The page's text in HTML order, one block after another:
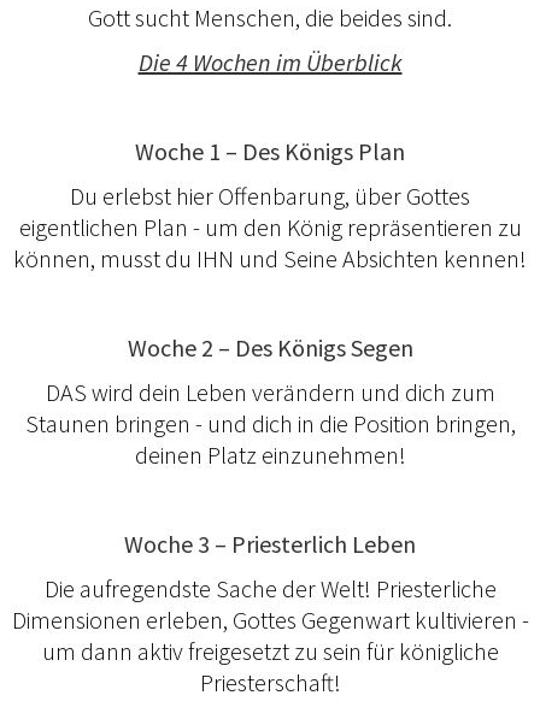
Gott sucht Menschen, die beides sind.
Die 4 Wochen im Überblick
Woche 1 – Des Königs Plan
Du erlebst hier Offenbarung, über Gottes
eigentlichen Plan - um den König repräsentieren zu
können, musst du IHN und Seine Absichten kennen!
Woche 2 – Des Königs Segen
DAS wird dein Leben verändern und dich zum
Staunen bringen - und dich in die Position bringen,
deinen Platz einzunehmen!
Woche 3 – Priesterlich Leben
Die aufregendste Sache der Welt! Priesterliche
Dimensionen erleben, Gottes Gegenwart kultivieren -
um dann aktiv freigesetzt zu sein für königliche
Priesterschaft!